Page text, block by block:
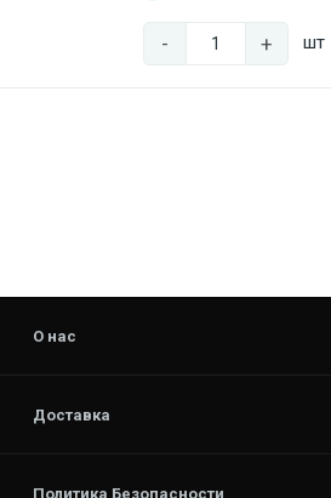
- + шт
О нас
Доставка
Политика Безопасности